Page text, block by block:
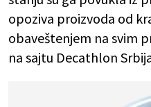
opoziva proizvoda od
obaveštenjem na svim
na sajtu Decathlon